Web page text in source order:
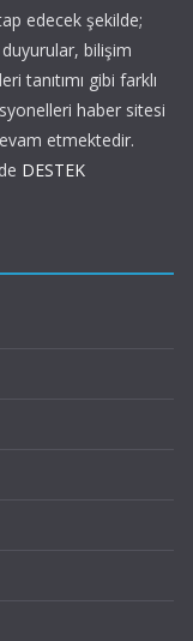
edecek şekilde;
bilişim
tanıtımı gibi farklı
haber sitesi
etmektedir.
DESTEK